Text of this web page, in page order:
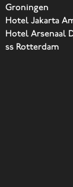
Groningen
Hotel Jakarta
Hotel Arsenaal
ss Rotterdam